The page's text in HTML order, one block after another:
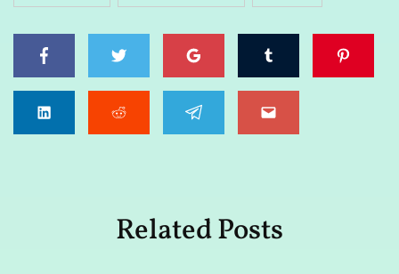
Related Posts